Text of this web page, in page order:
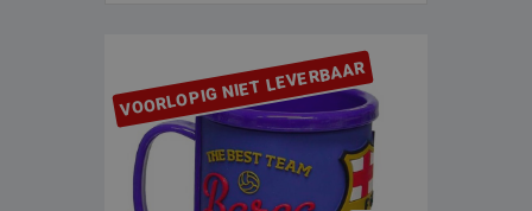
VOORLOPIG NIET LEVERBAAR